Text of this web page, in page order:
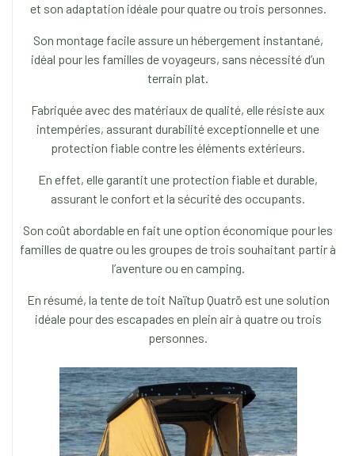
et son adaptation idéale pour quatre ou trois personnes.
Son montage facile assure un hébergement instantané,
idéal pour les familles de voyageurs, sans nécessité d’un
terrain plat.
Fabriquée avec des matériaux de qualité, elle résiste aux
intempéries, assurant durabilité exceptionnelle et une
protection fiable contre les éléments extérieurs.
En effet, elle garantit une protection fiable et durable,
assurant le confort et la sécurité des occupants.
Son coût abordable en fait une option économique pour les
familles de quatre ou les groupes de trois souhaitant partir à
l’aventure ou en camping.
En résumé, la tente de toit Naïtup Quatrö est une solution
idéale pour des escapades en plein air à quatre ou trois
personnes.